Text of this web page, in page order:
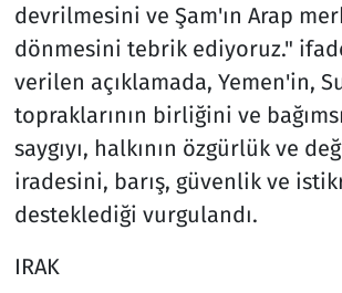
devrilmesini ve Şam'ın Arap
dönmesini tebrik ediyoruz."
verilen açıklamada, Yemen'in,
topraklarının birliğini ve
saygıyı, halkının özgürlük ve
iradesini, barış, güvenlik ve
desteklediği vurgulandı.
IRAK